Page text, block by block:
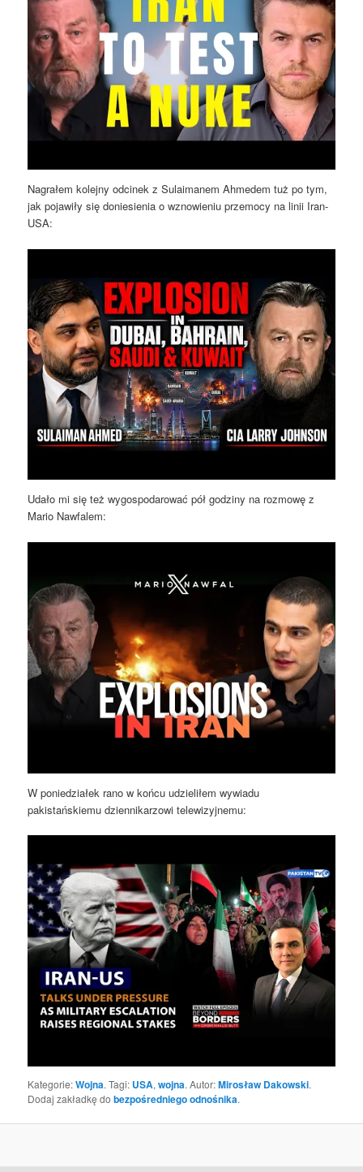
Nagrałem kolejny odcinek z Sulaimanem Ahmedem tuż po tym,
jak pojawiły się doniesienia o wznowieniu przemocy na linii Iran-
USA:
Udało mi się też wygospodarować pół godziny na rozmowę z
Mario Nawfalem:
W poniedziałek rano w końcu udzieliłem wywiadu
pakistańskiemu dziennikarzowi telewizyjnemu:
Kategorie:Wojna. Tagi: USA,wojna. Autor:Mirosław Dakowski.
Dodaj zakładkę dobezpośredniego odnośnika.